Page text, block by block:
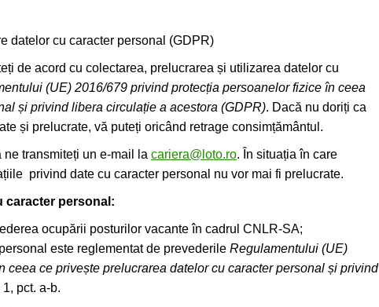
datelor cu caracter personal (GDPR)
de acord cu colectarea, prelucrarea și utilizarea datelor cu
(UE) 2016/679 privind protecția persoanelor fizice în ceea
și privind libera circulație a acestora (GDPR). Dacă nu doriți ca
și prelucrate, vă puteți oricând retrage consimțământul.
transmiteți un e-mail la cariera@loto.ro. În situația în care
privind date cu caracter personal nu vor mai fi prelucrate.
caracter personal:
ocupării posturilor vacante în cadrul CNLR-SA;
este reglementat de prevederile Regulamentului (UE)
ce privește prelucrarea datelor cu caracter personal și privind
pct. a-b.